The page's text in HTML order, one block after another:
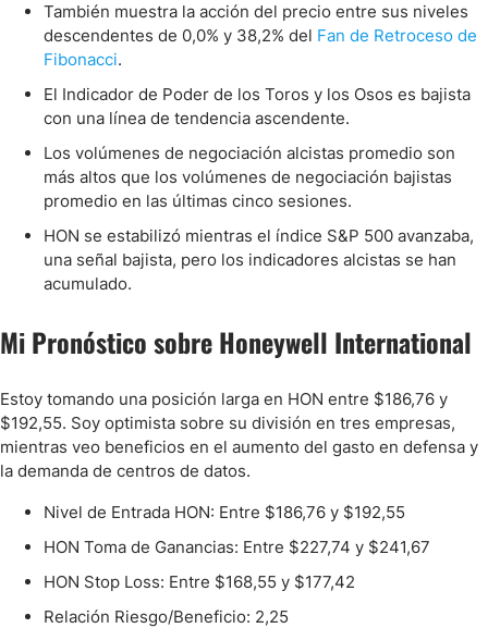
También muestra la acción del precio entre sus niveles
descendentes de 0,0% y 38,2% del Fan de Retroceso de
Fibonacci.
El Indicador de Poder de los Toros y los Osos es bajista
con una línea de tendencia ascendente.
Los volúmenes de negociación alcistas promedio son
más altos que los volúmenes de negociación bajistas
promedio en las últimas cinco sesiones.
HON se estabilizó mientras el índice S&P 500 avanzaba,
una señal bajista, pero los indicadores alcistas se han
acumulado.
Mi Pronóstico sobre Honeywell International
Estoy tomando una posición larga en HON entre $186,76 y
$192,55. Soy optimista sobre su división en tres empresas,
mientras veo beneficios en el aumento del gasto en defensa y
la demanda de centros de datos.
Nivel de Entrada HON: Entre $186,76 y $192,55
HON Toma de Ganancias: Entre $227,74 y $241,67
HON Stop Loss: Entre $168,55 y $177,42
Relación Riesgo/Beneficio: 2,25